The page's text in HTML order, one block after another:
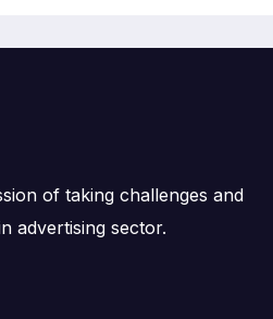
of taking challenges and
advertising sector.